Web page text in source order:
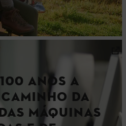
ANOS A
DA
MÁQUINAS